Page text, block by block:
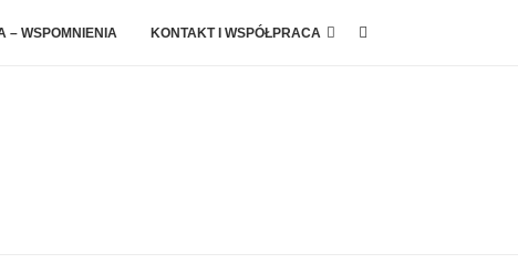
– WSPOMNIENIA KONTAKT I WSPÓŁPRACA